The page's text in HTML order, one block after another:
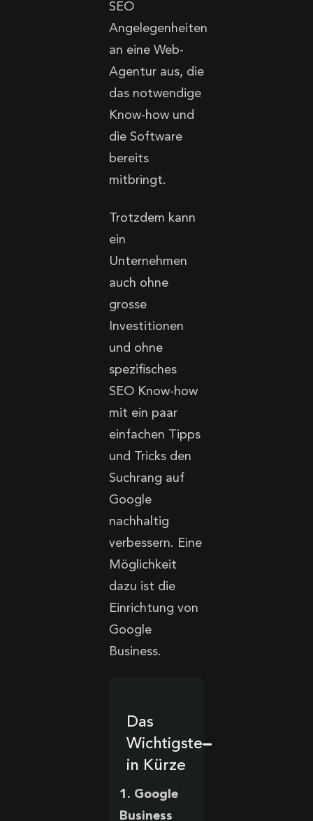
SEO
Angelegenheiten
an eine Web-
Agentur aus, die
das notwendige
Know-how und
die Software
bereits
mitbringt.
Trotzdem kann
ein
Unternehmen
auch ohne
grosse
Investitionen
und ohne
spezifisches
SEO Know-how
mit ein paar
einfachen Tipps
und Tricks den
Suchrang auf
Google
nachhaltig
verbessern. Eine
Möglichkeit
dazu ist die
Einrichtung von
Google
Business.
Das
Wichtigste
in Kürze
1. Google
Business